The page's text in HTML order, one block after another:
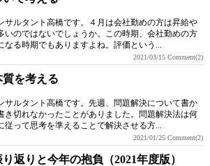
サルタント高橋です。４月は会社勤めの方は昇給や
いのではないでしょうか。この時期、会社勤めの方
なる時期でもありますよね。評価という...
2021/03/15 Comment(2)
を考える
サルタント高橋です。先週、問題解決について書か
き切れなかったことがありました。問題解決法は何
従って思考を準えることで解決させる方...
2021/01/25 Comment(2)
返りと今年の抱負（2021年度版）